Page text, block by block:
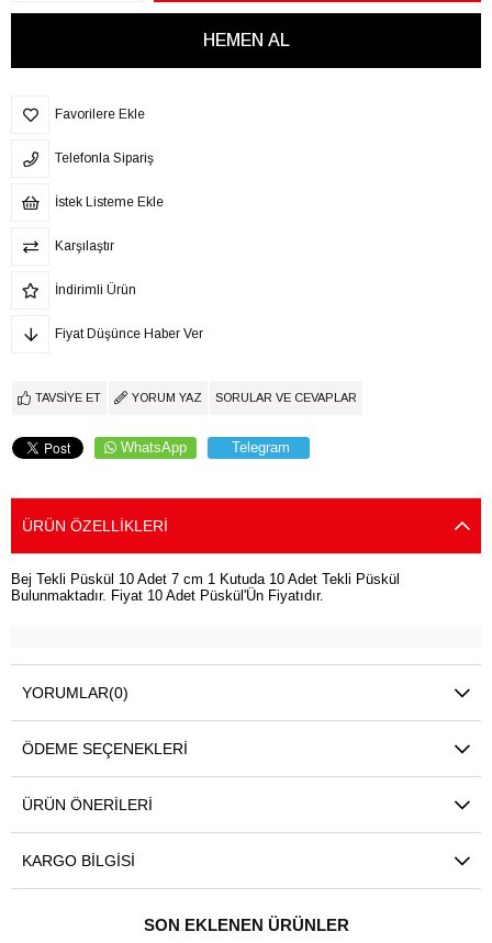
Favorilere Ekle
Telefonla Sipariş
İstek Listeme Ekle
Karşılaştır
İndirimli Ürün
Fiyat Düşünce Haber Ver
TAVSIYE ET YORUM YAZ SORULAR VE CEVAPLAR
WhatsApp Telegram
ÜRÜN ÖZELLIKLERI
Bej Tekli Püskül 10 Adet 7 cm 1 Kutuda 10 Adet Tekli Püskül
Bulunmaktadır. Fiyat 10 Adet Püskül'Ün Fiyatıdır.
YORUMLAR(0)
ÖDEME SEÇENEKLERI
ÜRÜN ÖNERILERI
KARGO BILGISI
SON EKLENEN ÜRÜNLER